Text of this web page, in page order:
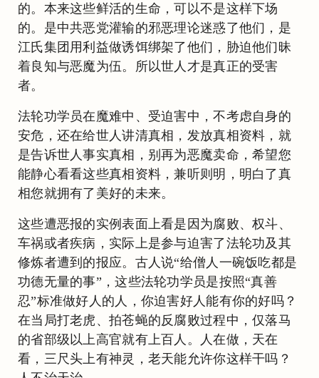
的。本来这些鲜活的生命，可以不是这样下场
的。是中共恶党灌输的邪恶理论迷惑了他们，是
江氏集团用利益做诱饵绑架了他们，胁迫他们昧
着良知与恶魔为伍。所以世人才是真正的受害
者。
法轮功学员在魔难中、受迫害中，不考虑自身的
安危，还在给世人讲清真相，发放真相资料，就
是告诉世人事实真相，别再为恶魔卖命，希望您
能静心看看这些真相资料，兼听则明，明白了真
相您就拥有了美好的未来。
这些遭恶报的实例表面上看是因为腐败、权斗、
车祸或者疾病，实际上是参与迫害了法轮功及其
修炼者遭到的报应。古人说“给僧人一碗饭吃都是
功德无量的事”，这些法轮功学员是按照“真善
忍”标准做好人的人，你迫害好人能有你的好吗？
在当局打老虎、拍苍蝇的反腐败过程中，仅落马
的省部级以上高官就有上百人。人在做，天在
看，三尺头上有神灵，老天能允许你这样干吗？